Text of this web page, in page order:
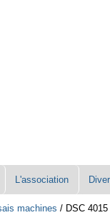
L'association
machines / DSC 4015